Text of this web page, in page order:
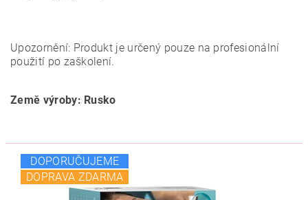
Upozornění: Produkt je určený pouze na profesionální
použití po zaškolení.
Země výroby: Rusko
DOPORUČUJEME
DOPRAVA ZDARMA